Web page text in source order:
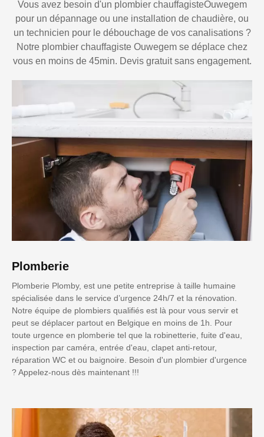
Vous avez besoin d'un plombier chauffagisteOuwegem
pour un dépannage ou une installation de chaudière, ou
un technicien pour le débouchage de vos canalisations ?
Notre plombier chauffagiste Ouwegem se déplace chez
vous en moins de 45min. Devis gratuit sans engagement.
Plomberie
Plomberie Plomby, est une petite entreprise à taille humaine
spécialisée dans le service d’urgence 24h/7 et la rénovation.
Notre équipe de plombiers qualifiés est là pour vous servir et
peut se déplacer partout en Belgique en moins de 1h. Pour
toute urgence en plomberie tel que la robinetterie, fuite d'eau,
inspection par caméra, entrée d'eau, clapet anti-retour,
réparation WC et ou baignoire. Besoin d'un plombier d'urgence
? Appelez-nous dès maintenant !!!